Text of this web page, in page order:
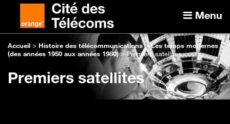
Menu
Accueil > Histoire des télécommunications>Les temps modernes
(des années 1950 aux années 1980)>Premiers satellites
Premiers satellites